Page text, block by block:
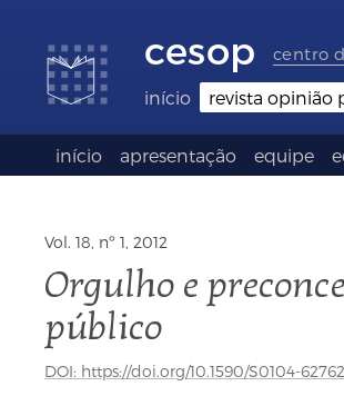
acessibilidade
conteúdo
rodapé
idioma
(Language
selection)
cesop centro
início revista opinião
início apresentação equipe
Vol. 18, nº 1, 2012
Orgulho e
público
DOI: https://doi.org/10.1590/S0104-